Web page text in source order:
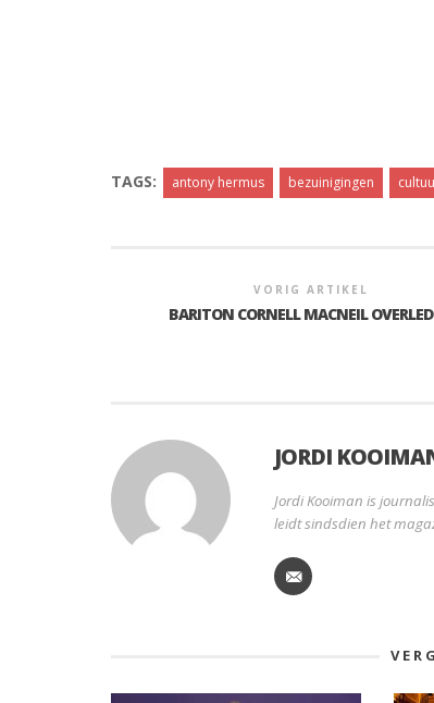
TAGS: antony hermus bezuinigingen
VORIG ARTIKEL
BARITON CORNELL MACNEIL
JORDI
Jordi Kooiman is
leidt sindsdien het